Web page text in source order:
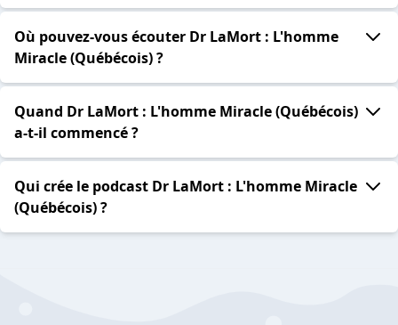
Où pouvez-vous écouter Dr LaMort : L'homme
Miracle (Québécois) ?
Quand Dr LaMort : L'homme Miracle (Québécois)
a-t-il commencé ?
Qui crée le podcast Dr LaMort : L'homme Miracle
(Québécois) ?